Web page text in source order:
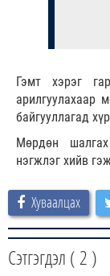
Гэмт хэрэг
арилгуулахаар
байгууллагад
Мөрдөн
нэгжлэг хийв гэж
Хуваалцах
Сэтгэгдэл (2 )